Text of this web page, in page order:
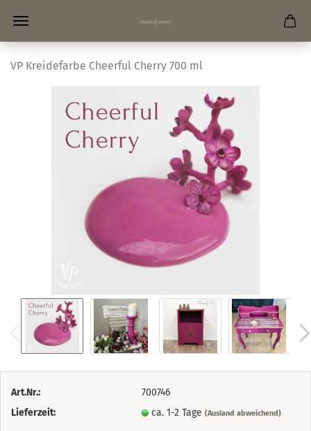
VP Kreidefarbe Cheerful Cherry 700 ml
Art.Nr.:
700746
Lieferzeit:
ca. 1-2 Tage(Ausland abweichend)